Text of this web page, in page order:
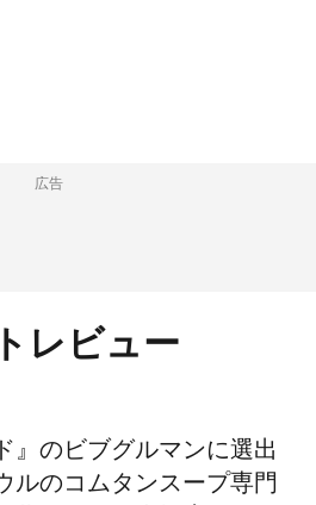
広告
レビュー
』のビブグルマンに選出
ルのコムタンスープ専門